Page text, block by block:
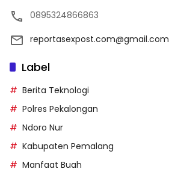
0895324866863
reportasexpost.com@gmail.com
Label
Berita Teknologi
Polres Pekalongan
Ndoro Nur
Kabupaten Pemalang
Manfaat Buah